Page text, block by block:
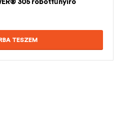
305 robotfűnyíró
TESZEM